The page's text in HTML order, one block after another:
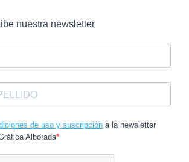
de Marketing
2026 enNoticias / porCGAlborada
de Otoño 2026 y planifica tus